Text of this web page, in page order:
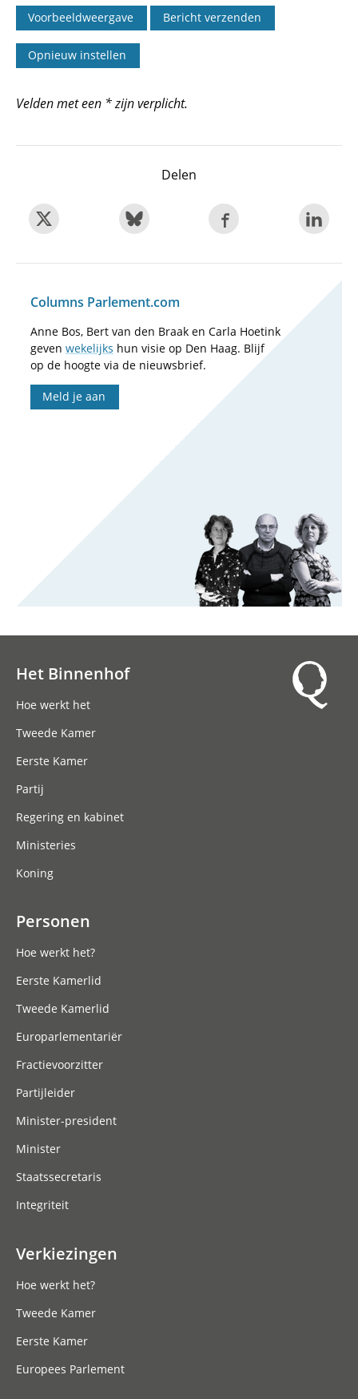
Velden met een * zijn verplicht.
Delen
Columns Parlement.com
Anne Bos, Bert van den Braak en Carla Hoetink
geven wekelijks hun visie op Den Haag. Blijf
op de hoogte via de nieuwsbrief.
Meld je aan
Het Binnenhof
Hoe werkt het
Tweede Kamer
Eerste Kamer
Partij
Regering en kabinet
Ministeries
Koning
Personen
Hoe werkt het?
Eerste Kamerlid
Tweede Kamerlid
Europarlementariër
Fractievoorzitter
Partijleider
Minister-president
Minister
Staatssecretaris
Integriteit
Verkiezingen
Hoe werkt het?
Tweede Kamer
Eerste Kamer
Europees Parlement